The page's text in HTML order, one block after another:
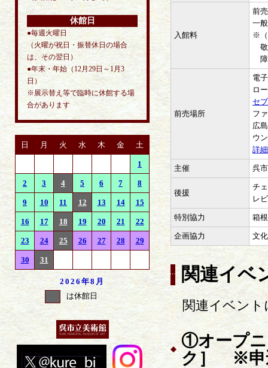
休館日
●毎週火曜日
（火曜が祝日・振替休日の場合
は、その翌日）
●年末・年始（12月29日～1月3
日）
※展示替え等で臨時に休館する場
合があります
日 月 火 水 木 金 土
1
2 3 4 5 6 7 8
9 10 11 12 13 14 15
16 17 18 19 20 21 22
23 24 25 26 27 28 29
30 31
2026年8月
は休館日
入館料
前
一
※（
敬
障
前売場所
電
ロ
セ
フ
広
ウ
詳
主催 呉
後援
チ
レ
特別協力 箱
企画協力 文
関連イベ
関連イベン
①オープニ
ク］ ※申